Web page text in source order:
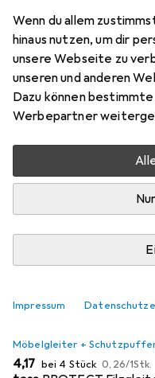
Wenn du allem
hinaus nutzen, um dir
unsere Webseite zu
unseren und anderen
Dazu können
Werbepartner
Impressum
Zubehör für
Sitz-Steh-
Hier findest du
Hammerbacher Sitz-
Kategorien Möbelgleiter
Beliebt
Möbelgleiter +
EUR
4,17 bei 4 Stück EUR
0,26/1Stk.